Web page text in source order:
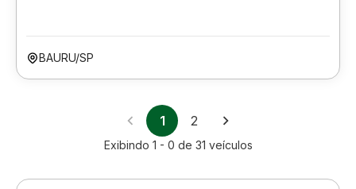
BAURU/SP
1 2
Exibindo 1 - 0 de 31 veículos